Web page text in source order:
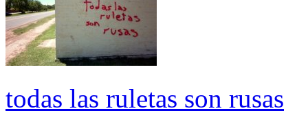
todas las ruletas son rusas